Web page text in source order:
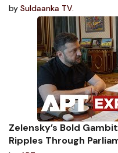
by Suldaanka TV.
Zelensky’s Bold
Ripples Through